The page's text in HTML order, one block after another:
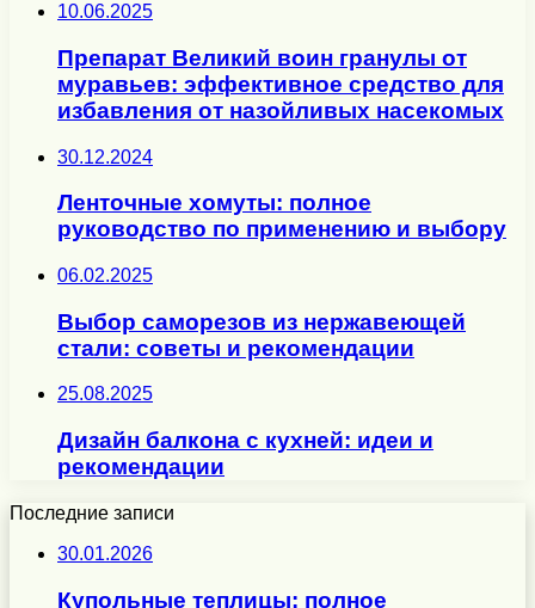
10.06.2025
Препарат Великий воин гранулы от
муравьев: эффективное средство для
избавления от назойливых насекомых
30.12.2024
Ленточные хомуты: полное
руководство по применению и выбору
06.02.2025
Выбор саморезов из нержавеющей
стали: советы и рекомендации
25.08.2025
Дизайн балкона с кухней: идеи и
рекомендации
Последние записи
30.01.2026
Купольные теплицы: полное